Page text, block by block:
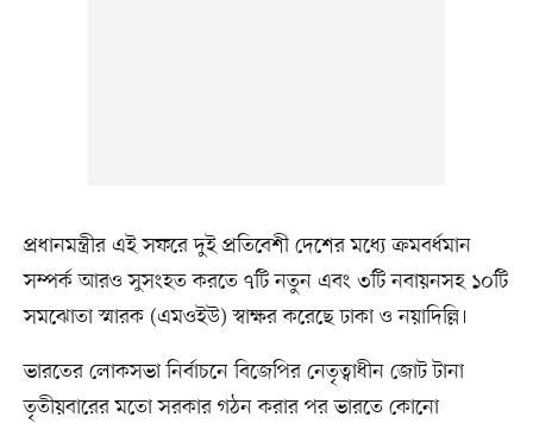
প্রধানমন্ত্রীর এই সফরে দুই প্রতিবেশী দেশের মধ্যে ক্রমবর্ধমান
সম্পর্ক আরও সুসংহত করতে ৭টি নতুন এবং ৩টি নবায়নসহ ১০টি
সমঝোতা স্মারক (এমওইউ) স্বাক্ষর করেছে ঢাকা ও নয়াদিল্লি।
ভারতের লোকসভা নির্বাচনে বিজেপির নেতৃত্বাধীন জোট টানা
তৃতীয়বারের মতো সরকার গঠন করার পর ভারতে কোনো